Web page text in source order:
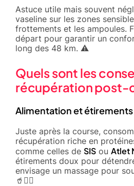
Astuce utile mais souvent
vaseline sur les zones
frottements et les ampoules.
départ pour garantir un
long des 48 km. ⚠️
Quels sont les
récupération post-
Alimentation et étirements
Juste après la course,
récupération riche en
comme celles de SIS ou Atlet
étirements doux pour
envisage un massage pour
🥤🧘‍♂️